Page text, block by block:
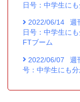
日号：中学生に
2022/06/14
週
日号：中学生に
FTブーム
2022/06/07
週
号：中学生にも